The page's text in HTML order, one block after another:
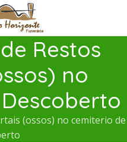
Restos
no
(ossos) no cemiterio de